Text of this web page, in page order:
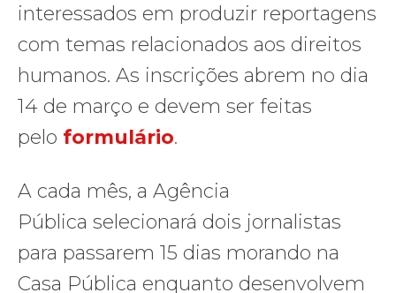
interessados em produzir reportagens
com temas relacionados aos direitos
humanos. As inscrições abrem no dia
14 de março e devem ser feitas
pelo formulário.
A cada mês, a Agência
Pública selecionará dois jornalistas
para passarem 15 dias morando na
Casa Pública enquanto desenvolvem